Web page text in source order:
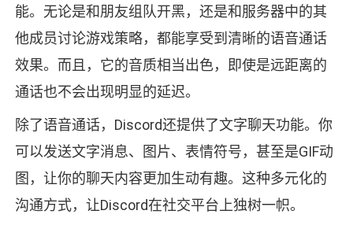
能。无论是和朋友组队开黑，还是和服务器中的其
他成员讨论游戏策略，都能享受到清晰的语音通话
效果。而且，它的音质相当出色，即使是远距离的
通话也不会出现明显的延迟。
除了语音通话，Discord还提供了文字聊天功能。你
可以发送文字消息、图片、表情符号，甚至是GIF动
图，让你的聊天内容更加生动有趣。这种多元化的
沟通方式，让Discord在社交平台上独树一帜。